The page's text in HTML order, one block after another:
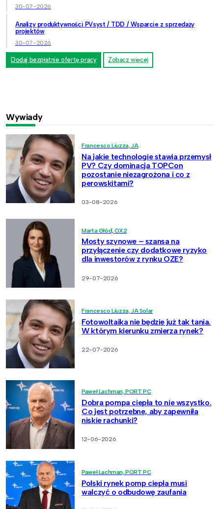
30-07-2026
Analizy produktywności PVsyst / TDD / Wsparcie z sprzedaży
projektów
30-07-2026
Dodaj bezpłatnie ofertę pracy Zobacz więcej
Wywiady
Francesco Liuzza, JA
Na jakie technologie stawia przemysł
PV? Czy dominacja TOPCon
pozostanie niezagrożona i co z
perowskitami?
03-08-2026
Marta Głód, OX2
Mosty szynowe – szansa na
przyłączenie czy dodatkowe ryzyko
dla inwestorów z rynku OZE?
29-07-2026
Francesco Liuzza, JA Solar
Fotowoltaika nie będzie już tak tania.
W którym kierunku zmierza rynek?
22-07-2026
Paweł Lachman, PORT PC
Dobra pompa ciepła to nie wszystko.
Co jest potrzebne, aby zapewniła
niskie rachunki?
12-06-2026
Paweł Lachman, PORT PC
Polski rynek pomp ciepła musi
walczyć o odbudowę zaufania